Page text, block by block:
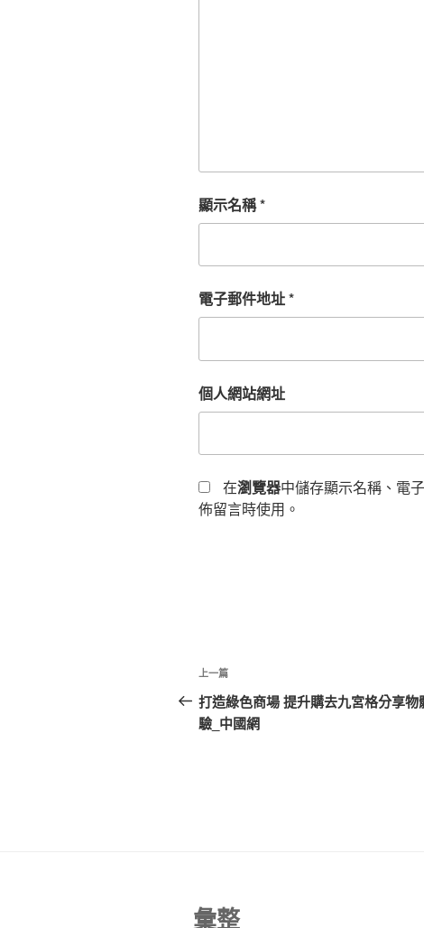
顯示名稱*
電子郵件地址*
個人網站網址
在瀏覽器中儲存顯示名稱、電
佈留言時使用。
文
章
導
上
一
篇
上一篇
打造綠色商場 提升購去九宮格分享物
驗_中國網
彙整